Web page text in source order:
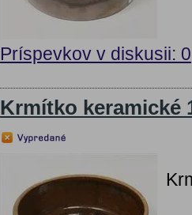
Príspevkov v diskusii: 0
Krmítko keramické